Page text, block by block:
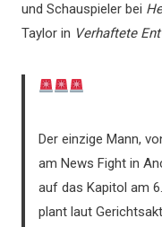
und Schauspieler bei
Taylor in Verhaftete
Der einzige Mann,
am News Fight in
auf das Kapitol am
plant laut